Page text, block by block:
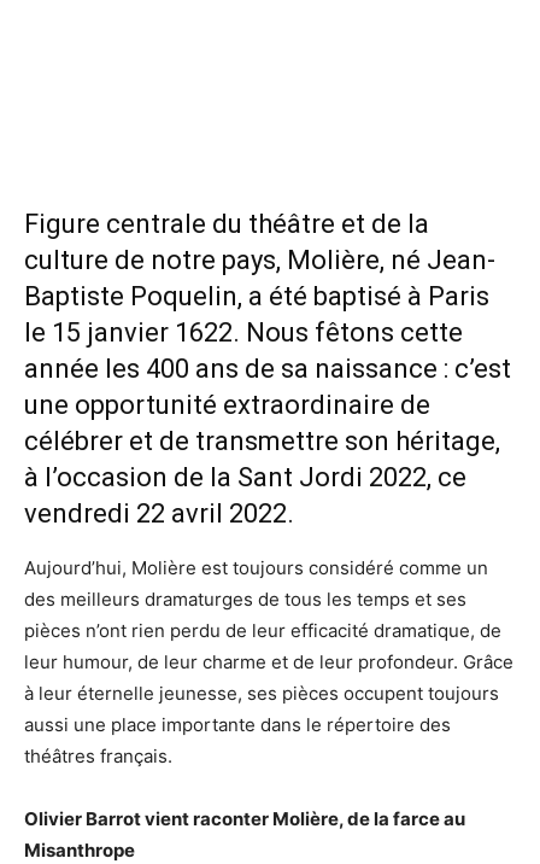
Figure centrale du théâtre et de la
culture de notre pays, Molière, né Jean-
Baptiste Poquelin, a été baptisé à Paris
le 15 janvier 1622. Nous fêtons cette
année les 400 ans de sa naissance : c’est
une opportunité extraordinaire de
célébrer et de transmettre son héritage,
à l’occasion de la Sant Jordi 2022, ce
vendredi 22 avril 2022.
Aujourd’hui, Molière est toujours considéré comme un
des meilleurs dramaturges de tous les temps et ses
pièces n’ont rien perdu de leur efficacité dramatique, de
leur humour, de leur charme et de leur profondeur. Grâce
à leur éternelle jeunesse, ses pièces occupent toujours
aussi une place importante dans le répertoire des
théâtres français.
Olivier Barrot vient raconter Molière, de la farce au
Misanthrope